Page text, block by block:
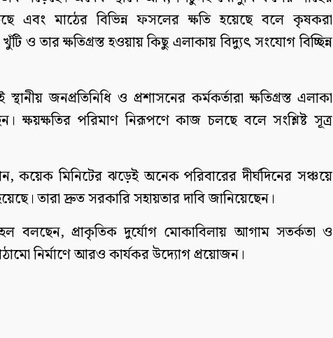
এবং মাঠের বিভিন্ন ফসলের ক্ষতি হয়েছে বলে কৃষকরা
ও তার ক্ষতিগ্রস্ত হওয়ায় কিছু এলাকায় বিদ্যুৎ সংযোগ বিচ্ছিন্ন
জনপ্রতিনিধি ও প্রশাসনের কর্মকর্তারা ক্ষতিগ্রস্ত এলাকা
ক্ষয়ক্ষতির পরিমাণ নিরূপণে কাজ চলছে বলে সংশ্লিষ্ট সূত্র
কয়েক মিনিটের ঝড়েই অনেক পরিবারের দীর্ঘদিনের সঞ্চয়ে
তারা দ্রুত সরকারি সহায়তার দাবি জানিয়েছেন।
বলছেন, প্রাকৃতিক দুর্যোগ মোকাবিলায় আগাম সতর্কতা ও
নির্মাণে আরও কার্যকর উদ্যোগ প্রয়োজন।